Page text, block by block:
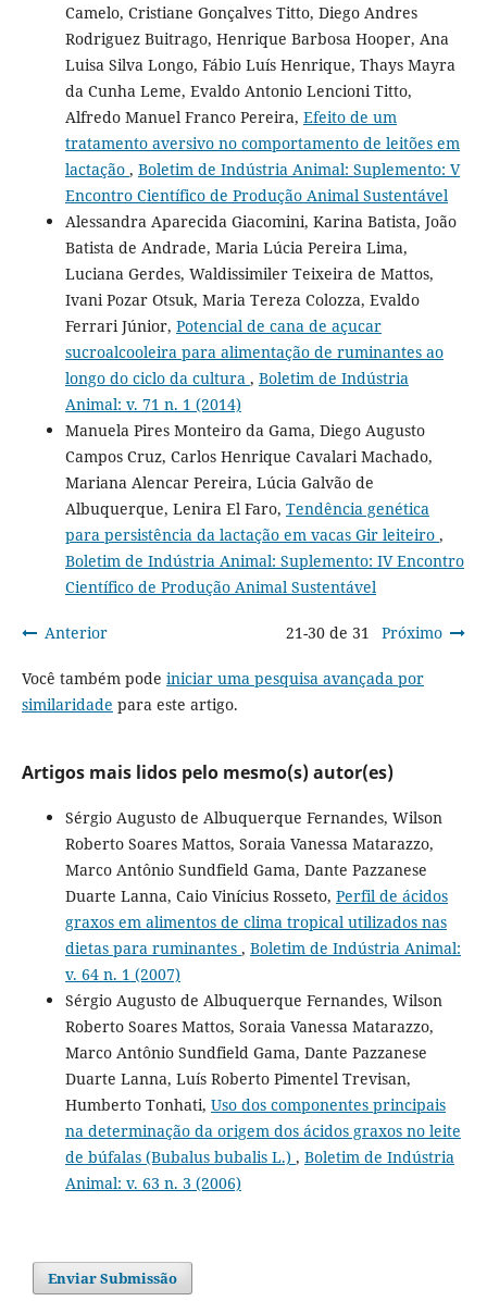
Camelo, Cristiane Gonçalves Titto, Diego Andres
Rodriguez Buitrago, Henrique Barbosa Hooper, Ana
Luisa Silva Longo, Fábio Luís Henrique, Thays Mayra
da Cunha Leme, Evaldo Antonio Lencioni Titto,
Alfredo Manuel Franco Pereira, Efeito de um
tratamento aversivo no comportamento de leitões em
lactação , Boletim de Indústria Animal: Suplemento: V
Encontro Científico de Produção Animal Sustentável
Alessandra Aparecida Giacomini, Karina Batista, João
Batista de Andrade, Maria Lúcia Pereira Lima,
Luciana Gerdes, Waldissimiler Teixeira de Mattos,
Ivani Pozar Otsuk, Maria Tereza Colozza, Evaldo
Ferrari Júnior, Potencial de cana de açucar
sucroalcooleira para alimentação de ruminantes ao
longo do ciclo da cultura , Boletim de Indústria
Animal: v. 71 n. 1 (2014)
Manuela Pires Monteiro da Gama, Diego Augusto
Campos Cruz, Carlos Henrique Cavalari Machado,
Mariana Alencar Pereira, Lúcia Galvão de
Albuquerque, Lenira El Faro, Tendência genética
para persistência da lactação em vacas Gir leiteiro ,
Boletim de Indústria Animal: Suplemento: IV Encontro
Científico de Produção Animal Sustentável
Anterior 21-30 de 31 Próximo
Você também pode iniciar uma pesquisa avançada por
similaridade para este artigo.
Artigos mais lidos pelo mesmo(s) autor(es)
Sérgio Augusto de Albuquerque Fernandes, Wilson
Roberto Soares Mattos, Soraia Vanessa Matarazzo,
Marco Antônio Sundfield Gama, Dante Pazzanese
Duarte Lanna, Caio Vinícius Rosseto, Perfil de ácidos
graxos em alimentos de clima tropical utilizados nas
dietas para ruminantes , Boletim de Indústria Animal:
v. 64 n. 1 (2007)
Sérgio Augusto de Albuquerque Fernandes, Wilson
Roberto Soares Mattos, Soraia Vanessa Matarazzo,
Marco Antônio Sundfield Gama, Dante Pazzanese
Duarte Lanna, Luís Roberto Pimentel Trevisan,
Humberto Tonhati, Uso dos componentes principais
na determinação da origem dos ácidos graxos no leite
de búfalas (Bubalus bubalis L.) , Boletim de Indústria
Animal: v. 63 n. 3 (2006)
Enviar Submissão